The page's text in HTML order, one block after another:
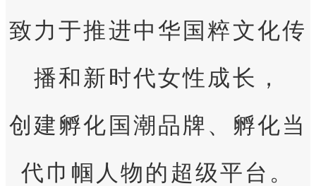
致力于推进中华国粹文化传
播和新时代女性成长，
创建孵化国潮品牌、孵化当
代巾帼人物的超级平台。